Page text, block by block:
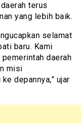
terus
yang lebih baik.
selamat
baru. Kami
pemerintah daerah
misi
depannya,” ujar